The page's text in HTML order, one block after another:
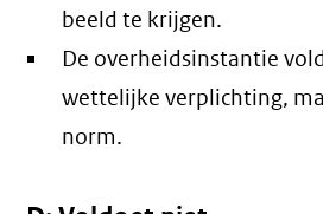
beeld te krijgen.
De overheidsinstantie
wettelijke verplichting,
norm.